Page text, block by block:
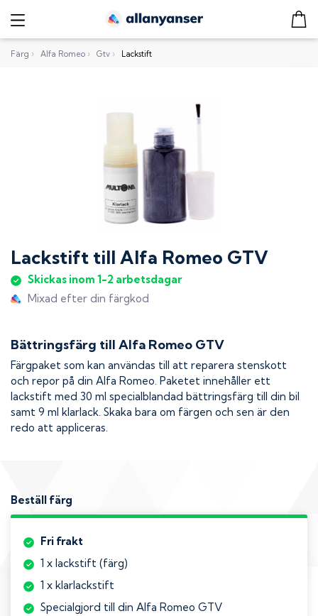
Färg › Alfa Romeo › Gtv › Lackstift
Lackstift till Alfa Romeo GTV
Skickas inom 1-2 arbetsdagar
Mixad efter din färgkod
Bättringsfärg till Alfa Romeo GTV
Färgpaket som kan användas till att reparera stenskott
och repor på din Alfa Romeo. Paketet innehåller ett
lackstift med 30 ml specialblandad bättringsfärg till din bil
samt 9 ml klarlack. Skaka bara om färgen och sen är den
redo att appliceras.
Beställ färg
Fri frakt
1 x lackstift (färg)
1 x klarlackstift
Specialgjord till din Alfa Romeo GTV